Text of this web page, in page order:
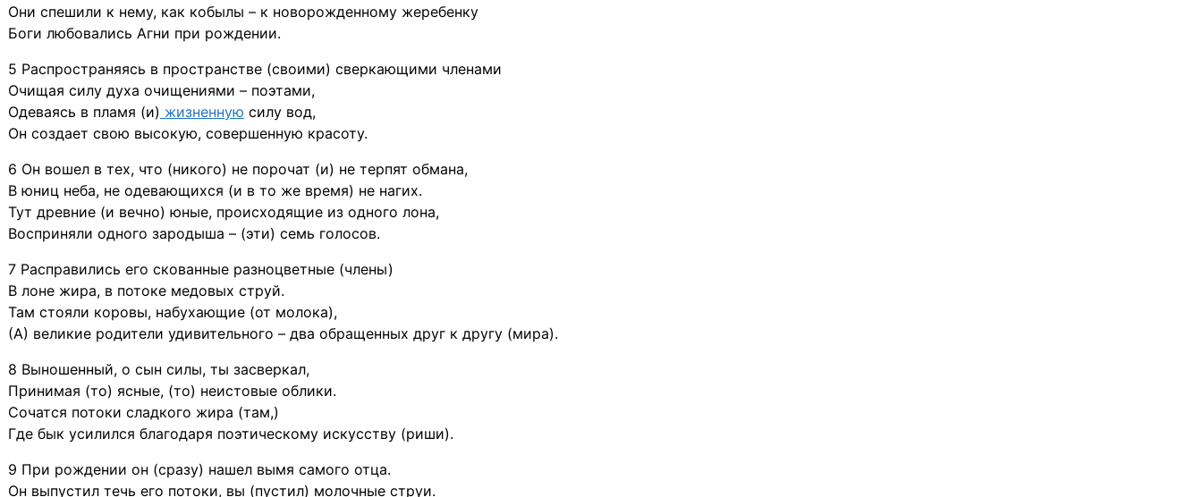
Они спешили к нему, как кобылы – к новорожденному жеребенку
Боги любовались Агни при рождении.
5 Распространяясь в пространстве (своими) сверкающими членами
Очищая силу духа очищениями – поэтами,
Одеваясь в пламя (и) жизненную силу вод,
Он создает свою высокую, совершенную красоту.
6 Он вошел в тех, что (никого) не порочат (и) не терпят обмана,
В юниц неба, не одевающихся (и в то же время) не нагих.
Тут древние (и вечно) юные, происходящие из одного лона,
Восприняли одного зародыша – (эти) семь голосов.
7 Расправились его скованные разноцветные (члены)
В лоне жира, в потоке медовых струй.
Там стояли коровы, набухающие (от молока),
(А) великие родители удивительного – два обращенных друг к другу (мира).
8 Выношенный, о сын силы, ты засверкал,
Принимая (то) ясные, (то) неистовые облики.
Сочатся потоки сладкого жира (там,)
Где бык усилился благодаря поэтическому искусству (риши).
9 При рождении он (сразу) нашел вымя самого отца.
Он выпустил течь его потоки, вы (пустил) молочные струи.